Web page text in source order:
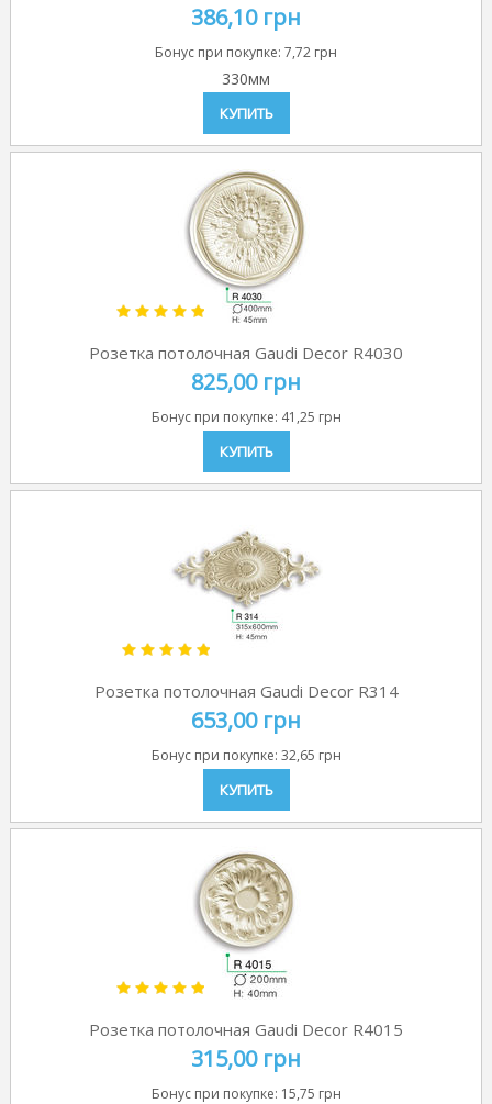
386,10 грн
Бонус при покупке: 7,72 грн
330мм
КУПИТЬ
Розетка потолочная Gaudi Decor R4030
825,00 грн
Бонус при покупке: 41,25 грн
КУПИТЬ
Розетка потолочная Gaudi Decor R314
653,00 грн
Бонус при покупке: 32,65 грн
КУПИТЬ
Розетка потолочная Gaudi Decor R4015
315,00 грн
Бонус при покупке: 15,75 грн